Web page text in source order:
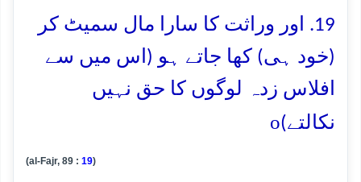
19. اور وراثت کا سارا مال سمیٹ کر
(خود ہی) کھا جاتے ہو (اس میں سے
افلاس زدہ لوگوں کا حق نہیں
نکالتے)o
(al-Fajr, 89 : 19)